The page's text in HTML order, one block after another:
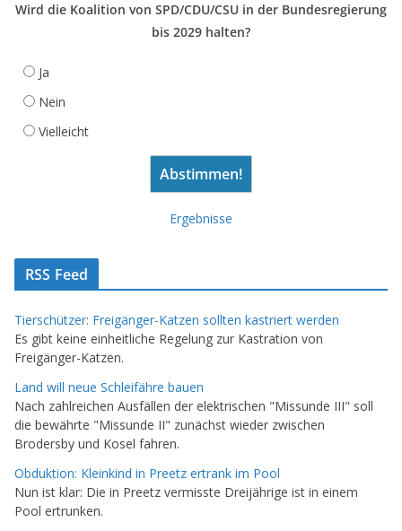
Wird die Koalition von SPD/CDU/CSU in der Bundesregierung
bis 2029 halten?
Ja
Nein
Vielleicht
Ergebnisse
RSS Feed
Tierschützer: Freigänger-Katzen sollten kastriert werden
Es gibt keine einheitliche Regelung zur Kastration von
Freigänger-Katzen.
Land will neue Schleifähre bauen
Nach zahlreichen Ausfällen der elektrischen "Missunde III" soll
die bewährte "Missunde II" zunächst wieder zwischen
Brodersby und Kosel fahren.
Obduktion: Kleinkind in Preetz ertrank im Pool
Nun ist klar: Die in Preetz vermisste Dreijährige ist in einem
Pool ertrunken.